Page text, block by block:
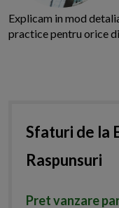
Explicam in mod
practice pentru orice
Sfaturi de la
Raspunsuri
Pret vanzare